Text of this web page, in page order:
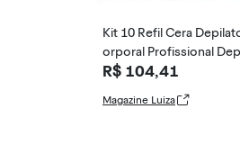
Kit 10 Refil Cera
orporal Profissional
Roll On
R$ 104,41
Magazine Luiza